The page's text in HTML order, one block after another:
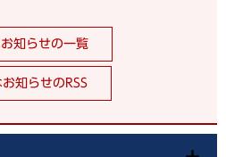
知らせの一覧
知らせのRSS